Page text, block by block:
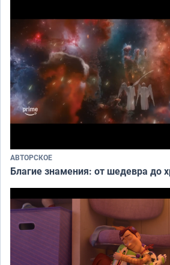
АВТОРСКОЕ
Благие знамения: от шедевра до